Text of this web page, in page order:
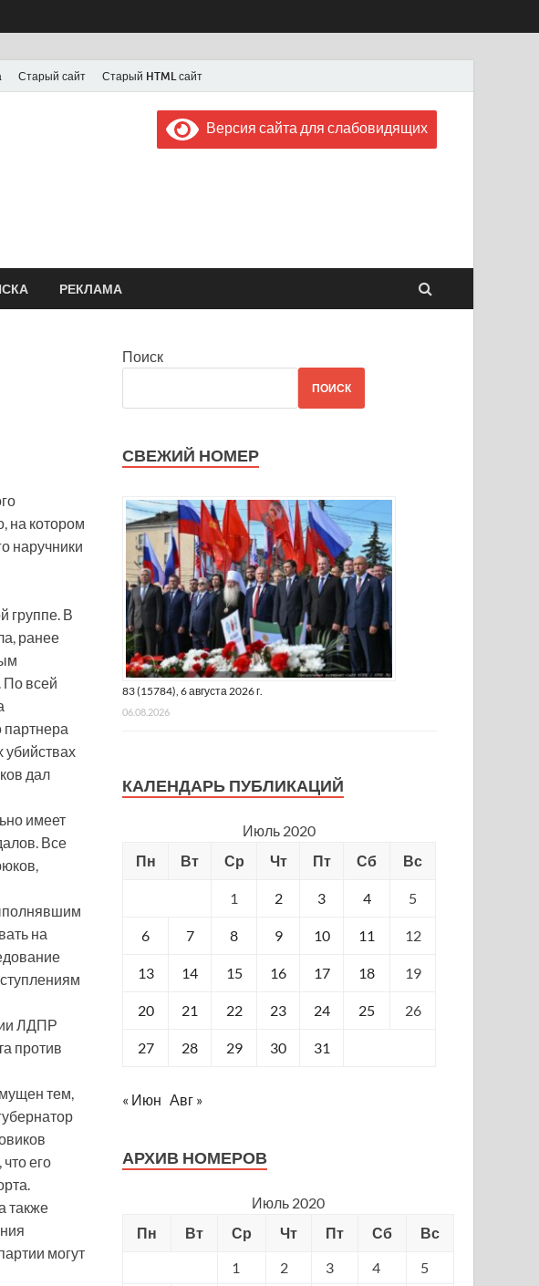
Старый сайт Старый HTML сайт
Газета "Советская Россия"
Выпускается с июля 1956 года
Версия сайта для слабовидящих
РЕКЛАМА
на котором
наручники
группе. В
ранее
По всей
убийствах
дал
имеет
Все
на
ЛДПР
против
тем,
его
также
могут
Поиск
ПОИСК
СВЕЖИЙ НОМЕР
83 (15784), 6 августа 2026 г.
06.08.2026
КАЛЕНДАРЬ ПУБЛИКАЦИЙ
Июль 2020
Пн
Вт Ср Чт Пт Сб Вс
1 2 3 4 5
6 7 8 9 10 11 12
13 14 15 16 17 18 19
20 21 22 23 24 25 26
27 28 29 30 31
« Июн Авг »
АРХИВ НОМЕРОВ
Июль 2020
Пн
Вт Ср Чт Пт Сб
Вс
1
2 3 4
5